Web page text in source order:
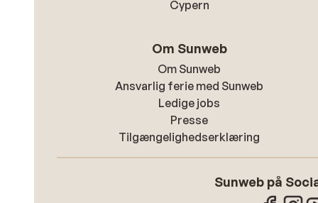
Cypern
Om Sunweb
Om Sunweb
Ansvarlig ferie med Sunweb
Ledige jobs
Presse
Tilgængelighedserklæring
Sunweb på